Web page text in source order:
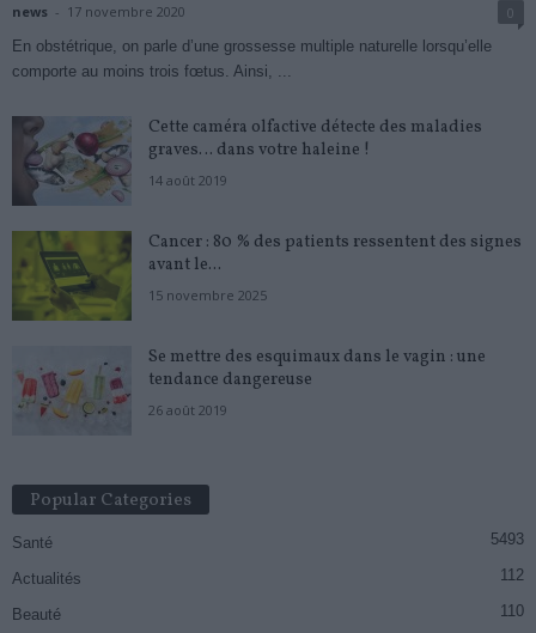
news - 17 novembre 2020
0
En obstétrique, on parle d’une grossesse multiple naturelle lorsqu’elle
comporte au moins trois fœtus. Ainsi, ...
Cette caméra olfactive détecte des maladies
graves… dans votre haleine !
14 août 2019
Cancer : 80 % des patients ressentent des signes
avant le...
15 novembre 2025
Se mettre des esquimaux dans le vagin : une
tendance dangereuse
26 août 2019
Popular Categories
Santé 5493
Actualités 112
Beauté 110